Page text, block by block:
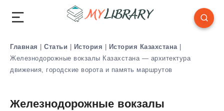
Главная | Статьи | История | История Казахстана |
Железнодорожные вокзалы Казахстана — архитектура
движения, городские ворота и память маршрутов
Железнодорожные вокзалы